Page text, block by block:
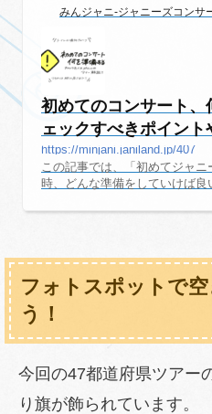
みんジャニ-ジャニーズコンサ
初めてのコンサート
ェックすべきポイント
https://minjani.janiland.jp/407
この記事では、「初めてジャニ
時、どんな準備をしていけば良
ーやトイレの場所チェック、
済ませて、当日は全力で楽し
カーの場所をチェック・「宿
ど、荷物を持って会場には入
たくさん買ったけど、コンサ
とめて預けて身軽になりたい」
フォトスポットで
う！
今回の47都道府県ツアー
り旗が飾られています。